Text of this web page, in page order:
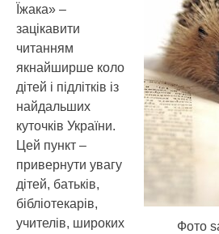
Фото
Їжака» –
зацікавити
читанням
якнайширше коло
дітей і підлітків із
найдальших
куточків України.
Цей пункт –
привернути увагу
дітей, батьків,
бібліотекарів,
учителів, широких